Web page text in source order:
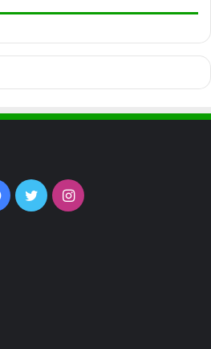
Facebook
TwitterInstagram